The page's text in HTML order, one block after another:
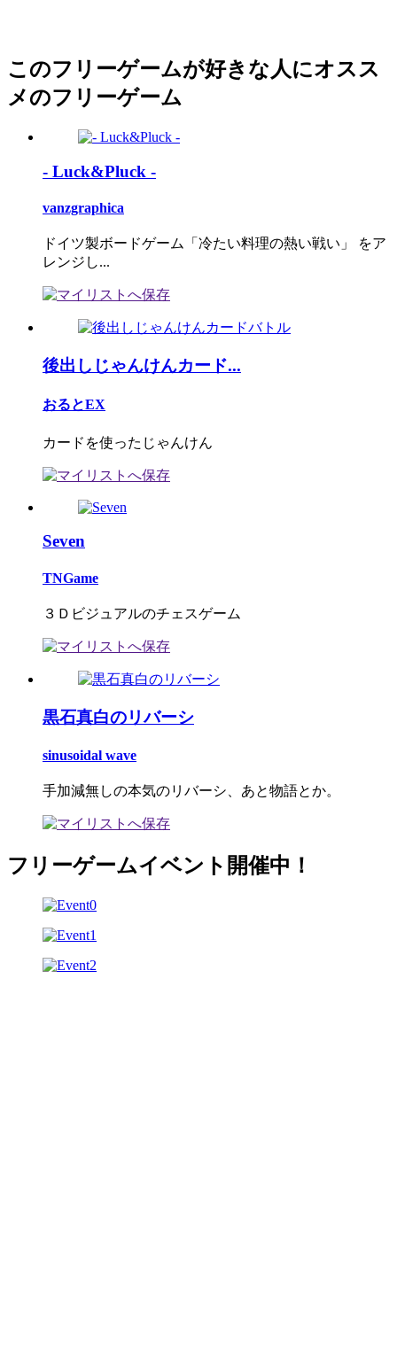
このフリーゲームが好きな人にオスス
メのフリーゲーム
- Luck&Pluck -
vanzgraphica
ドイツ製ボードゲーム「冷たい料理の熱い戦い」 をア
レンジし...
後出しじゃんけんカード...
おるとEX
カードを使ったじゃんけん
Seven
TNGame
３Ｄビジュアルのチェスゲーム
黒石真白のリバーシ
sinusoidal wave
手加減無しの本気のリバーシ、あと物語とか。
フリーゲームイベント開催中！